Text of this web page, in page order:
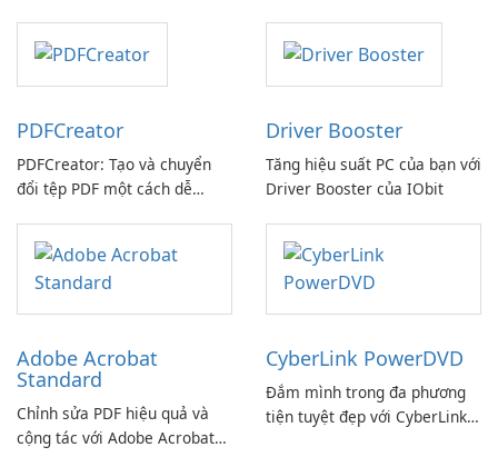
PDFCreator
PDFCreator: Tạo và chuyển
đổi tệp PDF một cách dễ
Driver Booster
Tăng hiệu suất PC của bạn với
Driver Booster của IObit
Adobe Acrobat
Standard
Chỉnh sửa PDF hiệu quả và
cộng tác với Adobe Acrobat
CyberLink PowerDVD
Đắm mình trong đa phương
tiện tuyệt đẹp với CyberLink